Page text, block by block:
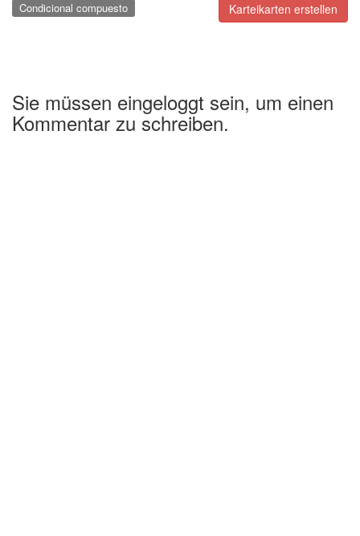
Karteikarten erstellen
Condicional compuesto
Sie müssen eingeloggt sein, um einen
Kommentar zu schreiben.